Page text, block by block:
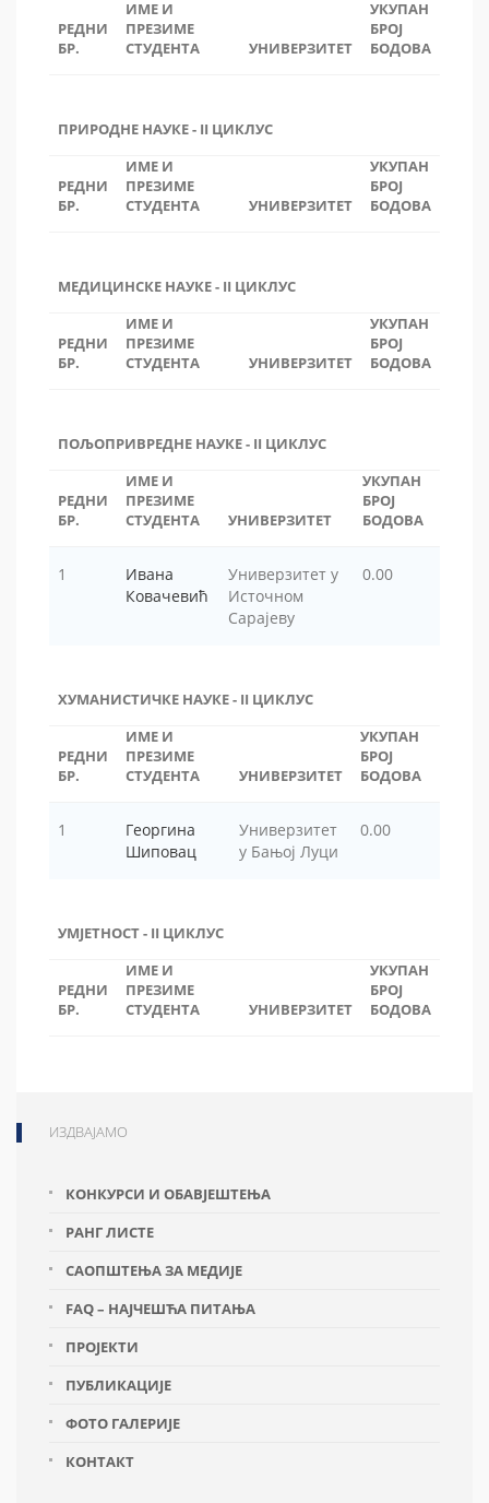
РЕДНИ
БР.
ИМЕ И
ПРЕЗИМЕ
СТУДЕНТА
УНИВЕРЗИТЕТ
УКУПАН
БРОЈ
БОДОВА
ПРИРОДНЕ НАУКЕ - II ЦИКЛУС
РЕДНИ
БР.
ИМЕ И
ПРЕЗИМЕ
СТУДЕНТА
УНИВЕРЗИТЕТ
УКУПАН
БРОЈ
БОДОВА
МЕДИЦИНСКЕ НАУКЕ - II ЦИКЛУС
РЕДНИ
БР.
ИМЕ И
ПРЕЗИМЕ
СТУДЕНТА
УНИВЕРЗИТЕТ
УКУПАН
БРОЈ
БОДОВА
ПОЉОПРИВРЕДНЕ НАУКЕ - II ЦИКЛУС
РЕДНИ
БР.
ИМЕ И
ПРЕЗИМЕ
СТУДЕНТА
УНИВЕРЗИТЕТ
УКУПАН
БРОЈ
БОДОВА
1
Ивана
Ковачевић
Универзитет у
Источном
Сарајеву
0.00
ХУМАНИСТИЧКЕ НАУКЕ - II ЦИКЛУС
РЕДНИ
БР.
ИМЕ И
ПРЕЗИМЕ
СТУДЕНТА
УНИВЕРЗИТЕТ
УКУПАН
БРОЈ
БОДОВА
1
Георгина
Шиповац
Универзитет
у Бањој Луци
0.00
УМЈЕТНОСТ - II ЦИКЛУС
РЕДНИ
БР.
ИМЕ И
ПРЕЗИМЕ
СТУДЕНТА
УНИВЕРЗИТЕТ
УКУПАН
БРОЈ
БОДОВА
ИЗДВАЈАМО
КОНКУРСИ И ОБАВЈЕШТЕЊА
РАНГ ЛИСТЕ
САОПШТЕЊА ЗА МЕДИЈЕ
FAQ – НАЈЧЕШЋА ПИТАЊА
ПРОЈЕКТИ
ПУБЛИКАЦИЈЕ
ФОТО ГАЛЕРИЈЕ
КОНТАКТ